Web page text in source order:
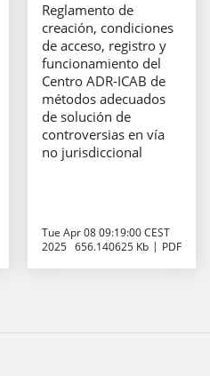
Reglamento de
creación, condiciones
de acceso, registro y
funcionamiento del
Centro ADR-ICAB de
métodos adecuados
de solución de
controversias en vía
no jurisdiccional
Tue Apr 08 09:19:00 CEST
2025 656.140625 Kb PDF